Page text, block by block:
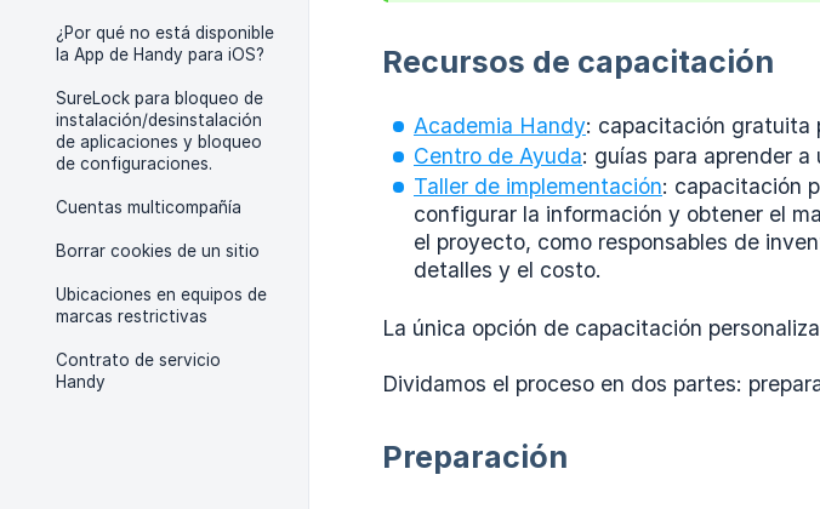
¿Por qué no está disponible
la App de Handy para iOS?
SureLock para bloqueo de
instalación/desinstalación
de aplicaciones y bloqueo
de configuraciones.
Cuentas multicompañía
Borrar cookies de un sitio
Ubicaciones en equipos de
marcas restrictivas
Contrato de servicio
Handy
Recursos de capacitación
Academia Handy: capacitación gratuita
Centro de Ayuda: guías para aprender
Taller de implementación: capacitación
configurar la información y obtener el
el proyecto, como responsables de
detalles y el costo.
La única opción de capacitación
Dividamos el proceso en dos partes:
Preparación